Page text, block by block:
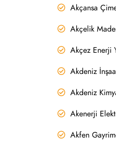
Akçansa
Akçelik
Akçez Enerji
Akdeniz
Akdeniz
Akenerji
Akfen